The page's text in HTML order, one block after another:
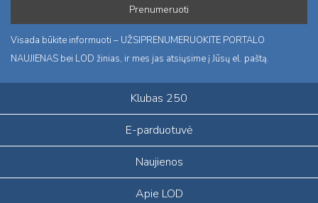
Visada būkite informuoti – UŽSIPRENUMERUOKITE PORTALO
NAUJIENAS bei LOD žinias, ir mes jas atsiųsime į Jūsų el. paštą.
Klubas 250
E-parduotuvė
Naujienos
Apie LOD